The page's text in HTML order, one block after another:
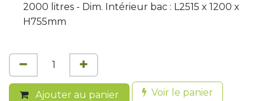
2000 litres - Dim. Intérieur bac : L2515 x 1200 x
H755mm
Ajouter au panier Voir le panier